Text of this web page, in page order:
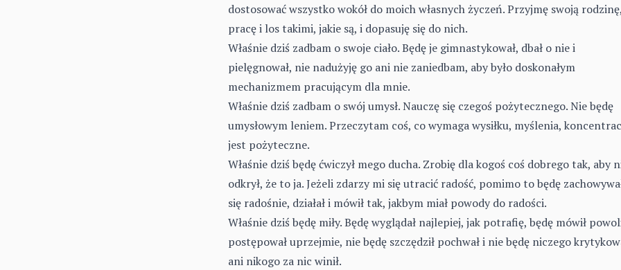
dostosować wszystko wokół do moich własnych życzeń. Przyjmę swoją rodzinę,
pracę i los takimi, jakie są, i dopasuję się do nich.
Właśnie dziś zadbam o swoje ciało. Będę je gimnastykował, dbał o nie i
pielęgnował, nie nadużyję go ani nie zaniedbam, aby było doskonałym
mechanizmem pracującym dla mnie.
Właśnie dziś zadbam o swój umysł. Nauczę się czegoś pożytecznego. Nie będę
umysłowym leniem. Przeczytam coś, co wymaga wysiłku, myślenia,
jest pożyteczne.
Właśnie dziś będę ćwiczył mego ducha. Zrobię dla kogoś coś dobrego tak, aby
odkrył, że to ja. Jeżeli zdarzy mi się utracić radość, pomimo to będę
się radośnie, działał i mówił tak, jakbym miał powody do radości.
Właśnie dziś będę miły. Będę wyglądał najlepiej, jak potrafię, będę mówił
postępował uprzejmie, nie będę szczędził pochwał i nie będę niczego
ani nikogo za nic winił.